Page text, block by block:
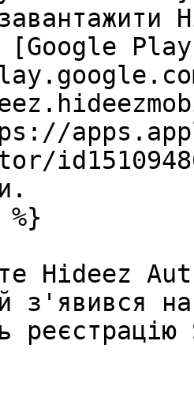
[Google
Hideez
з'явився